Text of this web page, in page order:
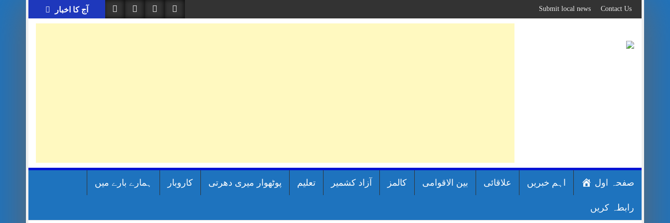
to
content
آج کا اخبار Contact Us
Submit local news
صفحہ اول اہم خبریں علاقائی بین الاقوامی کالمز آزاد کشمیر تعلیم پوٹھوار میری دھرتی کاروبار ہمارے بارے میں
رابطہ کریں